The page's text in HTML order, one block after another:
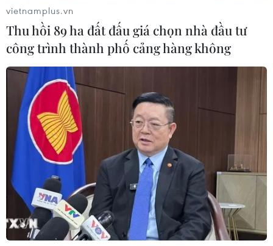
vietnamplus.vn
Thu hồi 89 ha đất đấu giá chọn nhà đầu tư
công trình thành phố cảng hàng không